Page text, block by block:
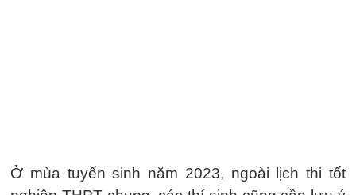
Ở mùa tuyển sinh năm 2023, ngoài lịch thi tốt